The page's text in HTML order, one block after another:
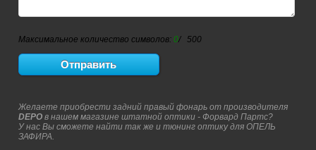
Максимальное количество символов: 0/ 500
Желаете приобрести задний правый фонарь от производителя
DEPOв нашем магазине штатной оптики - Форвард Партс?
У нас Вы сможете найти так же и тюнинг оптику для ОПЕЛЬ
ЗАФИРА.